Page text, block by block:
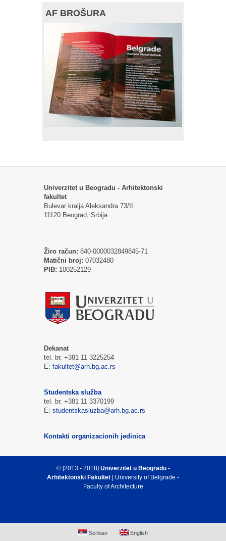
AF BROŠURA
Univerzitet u Beogradu - Arhitektonski
fakultet
Bulevar kralja Aleksandra 73/II
11120 Beograd, Srbija
Žiro račun: 840-0000032849845-71
Matični broj: 07032480
PIB: 100252129
Dekanat
tel. br. +381 11 3225254
E: fakultet@arh.bg.ac.rs
Studentska služba
tel. br. +381 11 3370199
E: studentskasluzba@arh.bg.ac.rs
Kontakti organizacionih jedinica
© [2013 - 2018] Univerzitet u Beogradu -
Arhitektonski Fakultet | University of Belgrade -
Faculty of Architecture
Serbian English